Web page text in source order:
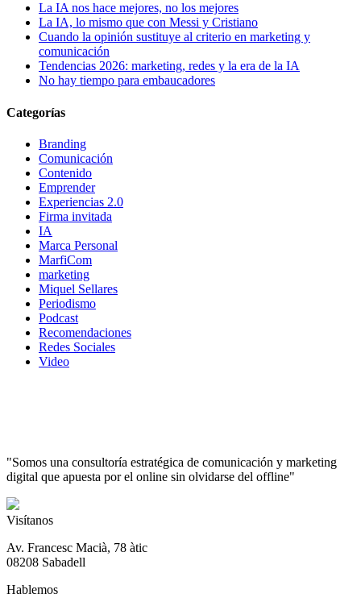
La IA nos hace mejores, no los mejores
La IA, lo mismo que con Messi y Cristiano
Cuando la opinión sustituye al criterio en marketing y
comunicación
Tendencias 2026: marketing, redes y la era de la IA
No hay tiempo para embaucadores
Categorías
Branding
Comunicación
Contenido
Emprender
Experiencias 2.0
Firma invitada
IA
Marca Personal
MarfiCom
marketing
Miquel Sellares
Periodismo
Podcast
Recomendaciones
Redes Sociales
Video
"Somos una consultoría estratégica de comunicación y marketing
digital que apuesta por el online sin olvidarse del offline"
Visítanos
Av. Francesc Macià, 78 àtic
08208 Sabadell
Hablemos